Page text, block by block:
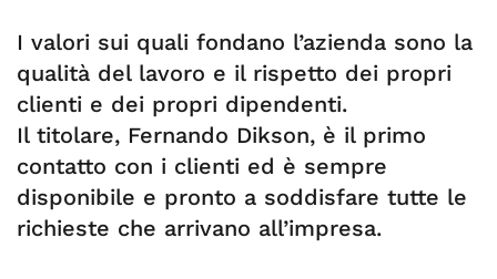
I valori sui quali fondano l’azienda sono la
qualità del lavoro e il rispetto dei propri
clienti e dei propri dipendenti.
Il titolare, Fernando Dikson, è il primo
contatto con i clienti ed è sempre
disponibile e pronto a soddisfare tutte le
richieste che arrivano all’impresa.